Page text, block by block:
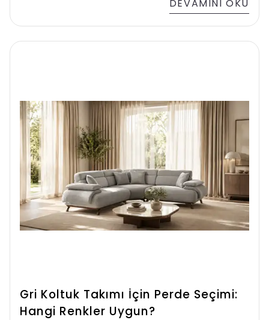
DEVAMINI OKU
Gri Koltuk Takımı İçin Perde Seçimi:
Hangi Renkler Uygun?